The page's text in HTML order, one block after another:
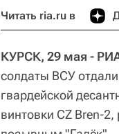
Читать ria.ru в
КУРСК, 29 мая -
солдаты ВСУ
гвардейской
винтовки CZ Bren-